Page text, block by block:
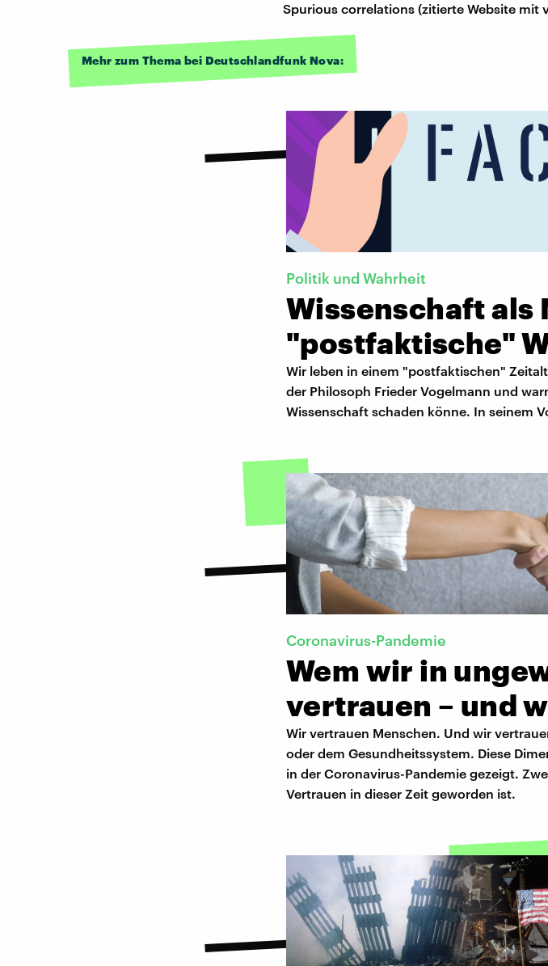
Spurious correlations (zitierte Website mit
Mehr zum Thema bei Deutschlandfunk Nova:
Politik und Wahrheit
Wissenschaft als
"postfaktische"
Wir leben in einem "postfaktischen"
der Philosoph Frieder Vogelmann und
Wissenschaft schaden könne. In seinem
Coronavirus-Pandemie
Wem wir in
vertrauen – und
Wir vertrauen Menschen. Und wir
oder dem Gesundheitssystem. Diese
in der Coronavirus-Pandemie gezeigt.
Vertrauen in dieser Zeit geworden ist.